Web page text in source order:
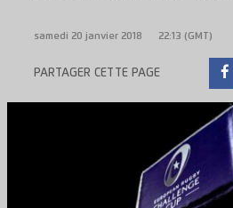
samedi 20 janvier 2018 22:13 (GMT)
PARTAGER CETTE PAGE